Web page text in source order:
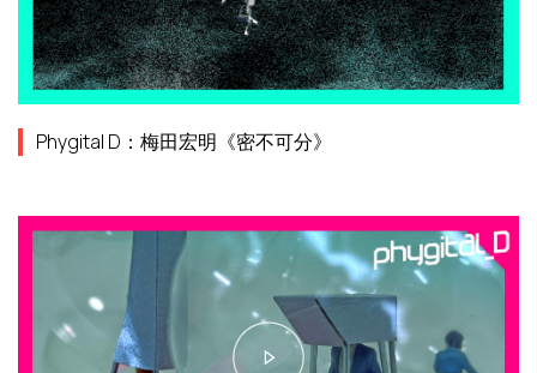
Phygital D：梅田宏明《密不可分》